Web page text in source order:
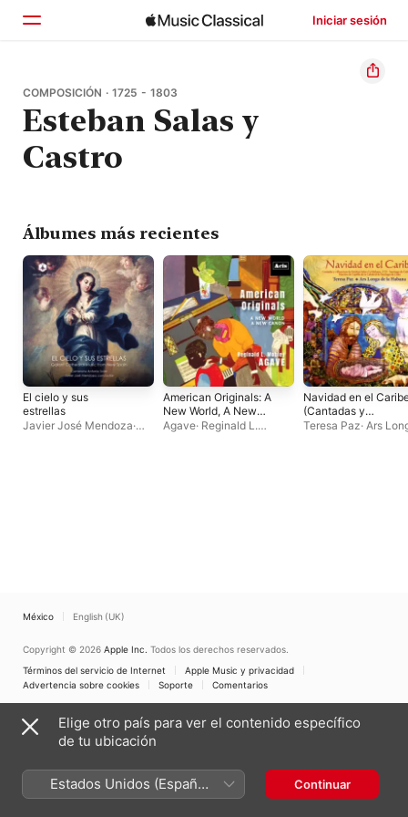
Iniciar sesión
Inicio
Explorar
Buscar
COMPOSICIÓN · 1725 - 1803
Esteban Salas y
Castro
Álbumes más recientes
El cielo y sus
estrellas
Javier José Mendoza·
American Originals: A
New World, A New
Canon
Agave· Reginald L.
Navidad en el
(Cantadas y
Villancicos de
Teresa Paz· Ars
México English (UK)
Copyright © 2026 Apple Inc. Todos los derechos reservados.
Términos del servicio de Internet
Apple Music y privacidad
Advertencia sobre cookies
Soporte Comentarios
Elige otro país para ver el contenido específico
de tu ubicación
Estados Unidos (Español
México)
Continuar